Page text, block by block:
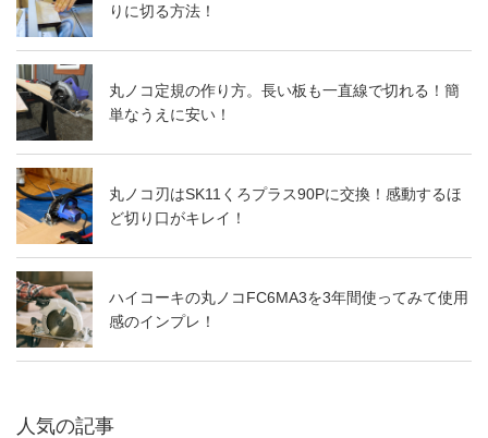
りに切る方法！
丸ノコ定規の作り方。長い板も一直線で切れる！簡
単なうえに安い！
丸ノコ刃はSK11くろプラス90Pに交換！感動するほ
ど切り口がキレイ！
ハイコーキの丸ノコFC6MA3を3年間使ってみて使用
感のインプレ！
人気の記事